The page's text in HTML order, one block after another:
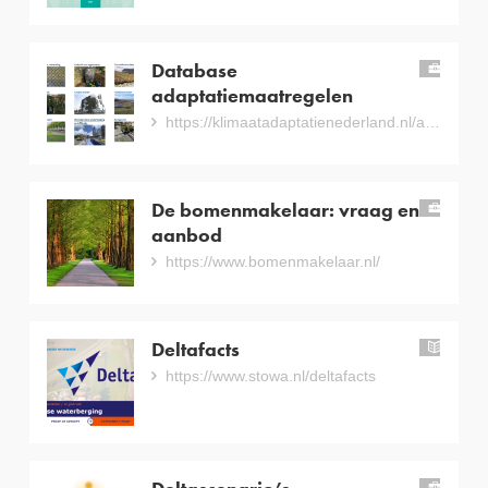
Database
adaptatiemaatregelen
https://klimaatadaptatienederland.nl/adaptatiemaatregelen/
De bomenmakelaar: vraag en
aanbod
https://www.bomenmakelaar.nl/
Deltafacts
https://www.stowa.nl/deltafacts